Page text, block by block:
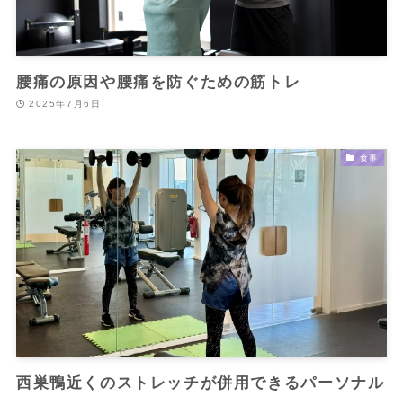
腰痛の原因や腰痛を防ぐための筋トレ
2025年7月6日
食事
西巣鴨近くのストレッチが併用できるパーソナル